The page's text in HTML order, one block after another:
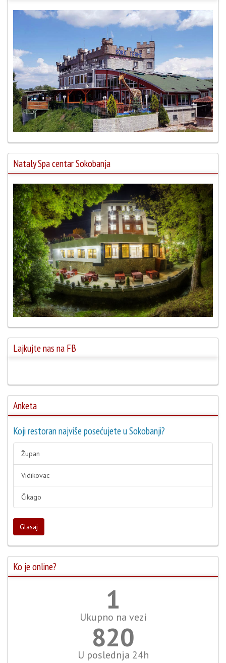
Nataly Spa centar Sokobanja
Lajkujte nas na FB
Anketa
Koji restoran najviše posećujete u Sokobanji?
Župan
Vidikovac
Čikago
Glasaj
Ko je online?
1
Ukupno na vezi
879
U poslednja 24h